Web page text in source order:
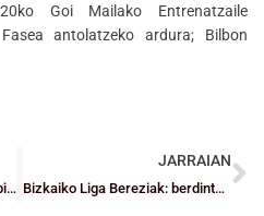
Goi Mailako Entrenatzaile
antolatzeko ardura; Bilbon
Bisaski Podcast-a – Hamazazpigarren saioa
JARRAIAN
Bizkaiko Liga Bereziak: berdintasun handia A1aren ekuatorea hurbiltzen den bitartean